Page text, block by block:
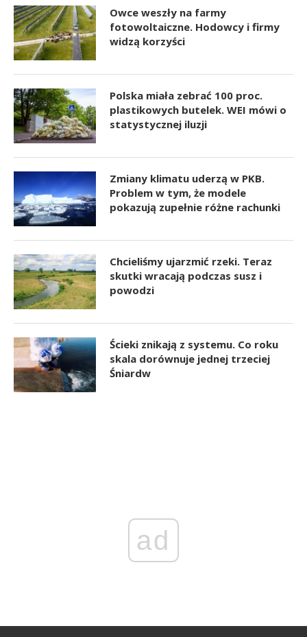
Owce weszły na farmy
fotowoltaiczne. Hodowcy i firmy
widzą korzyści
Polska miała zebrać 100 proc.
plastikowych butelek. WEI mówi o
statystycznej iluzji
Zmiany klimatu uderzą w PKB.
Problem w tym, że modele
pokazują zupełnie różne rachunki
Chcieliśmy ujarzmić rzeki. Teraz
skutki wracają podczas susz i
powodzi
Ścieki znikają z systemu. Co roku
skala dorównuje jednej trzeciej
Śniardw
ad